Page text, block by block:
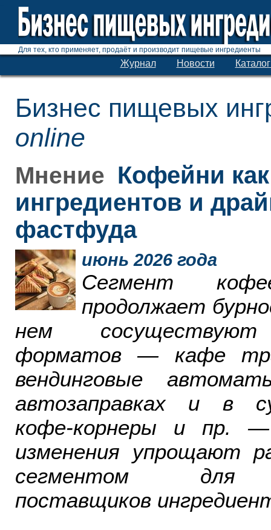
Для тех, кто применяет, продаёт и производит пищевые ингредиенты
Журнал Новости
Бизнес пищевых
online
Мнение Кофейни
ингредиентов и
фастфуда
июнь 2026 года
Сегмент
продолжает
нем
форматов — кафе
вендинговые
автозаправках и в
кофе-корнеры и пр.
изменения упрощают
сегментом для
поставщиков